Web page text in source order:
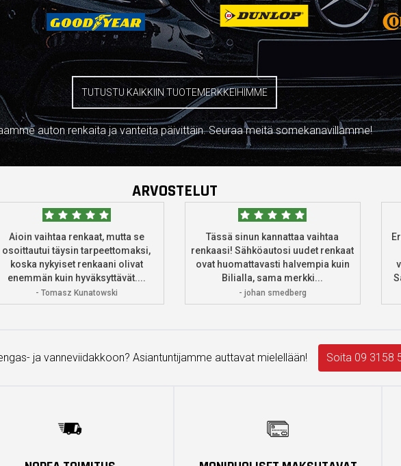
TUTUSTU KAIKKIIN TUOTEMERKKEIHIMME
auton renkaita ja vanteita päivittäin. Seuraa meitä somekanavillamme!
ARVOSTELUT
Aioin vaihtaa renkaat, mutta se
osoittautui täysin tarpeettomaksi,
koska nykyiset renkaani olivat
enemmän kuin hyväksyttävät....
- Tomasz Kunatowski
Tässä sinun kannattaa vaihtaa
renkaasi! Sähköautosi uudet renkaat
ovat huomattavasti halvempia kuin
Bilialla, sama merkki...
- johan smedberg
ja vanneviidakkoon? Asiantuntijamme auttavat mielellään! Soita 09 3158